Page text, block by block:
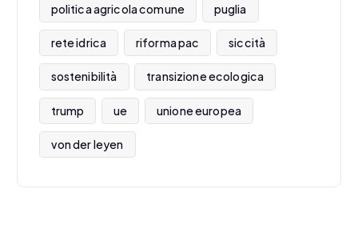
politica agricola comune puglia
rete idrica riforma pac siccità
sostenibilità transizione ecologica
trump ue unione europea
von der leyen